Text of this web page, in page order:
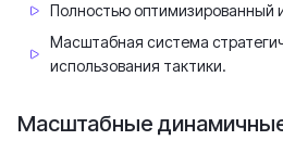
Полностью оптимизированный
Масштабная система
использования тактики.
Масштабные